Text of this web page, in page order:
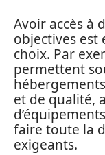
Avoir accès à
objectives est
choix. Par
permettent
et de qualité,
faire toute la
exigeants.